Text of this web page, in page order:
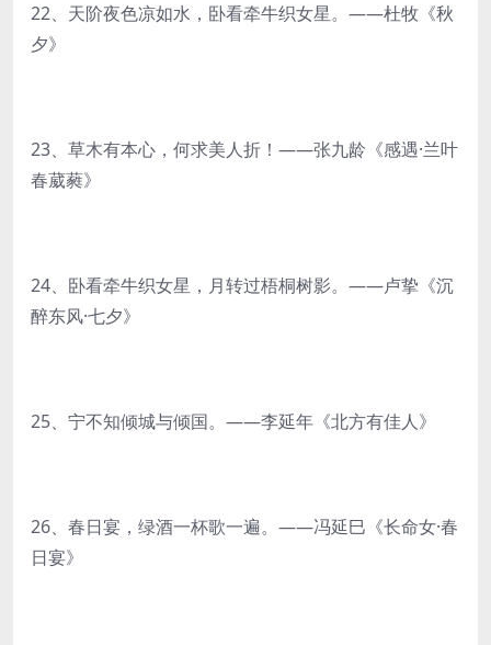
22、天阶夜色凉如水，卧看牵牛织女星。——杜牧《秋
夕》
23、草木有本心，何求美人折！——张九龄《感遇·兰叶
春葳蕤》
24、卧看牵牛织女星，月转过梧桐树影。——卢挚《沉
醉东风·七夕》
25、宁不知倾城与倾国。——李延年《北方有佳人》
26、春日宴，绿酒一杯歌一遍。——冯延巳《长命女·春
日宴》